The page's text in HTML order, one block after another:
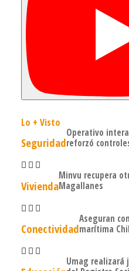
Lo + Visto
Seguridad
Operativo
reforzó
Vivienda
Minvu recupera
Magallanes
Conectividad
Aseguran
marítima
Umag realizará